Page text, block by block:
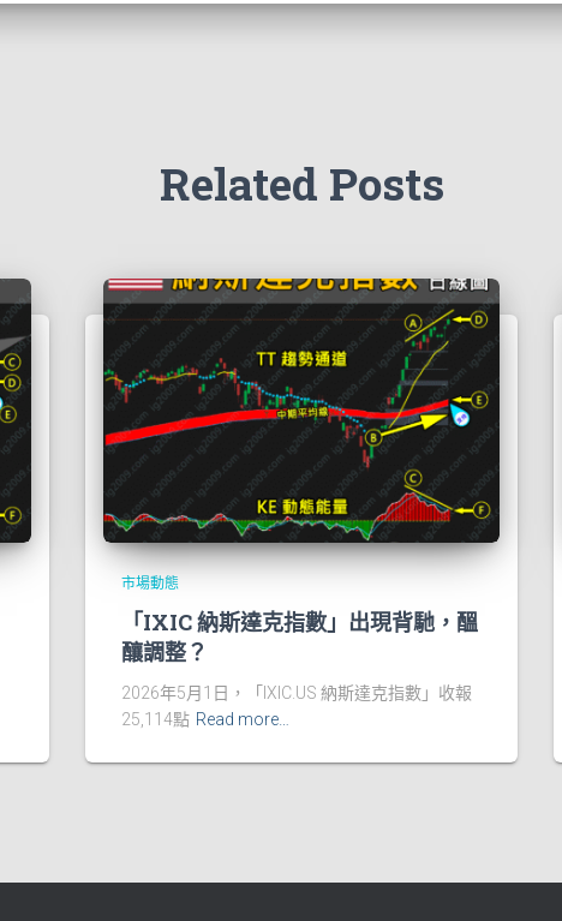
Related Posts
市場動態
「IXIC 納斯達克指數」出現背馳，醞
釀調整？
2026年5月1日，「IXIC.US 納斯達克指數」收報
25,114點 Read more…